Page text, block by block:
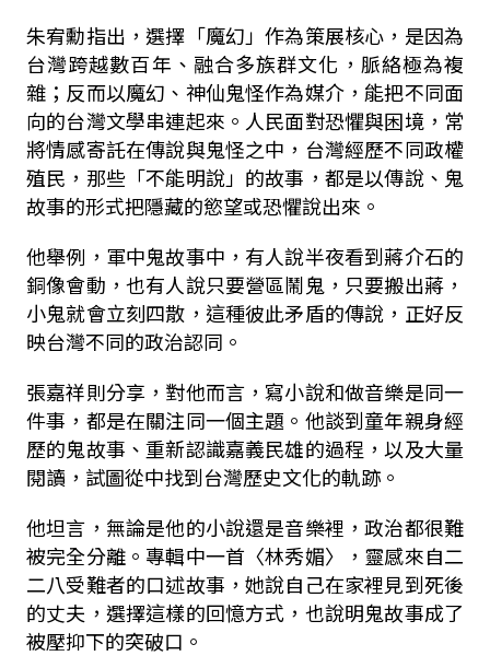
朱宥勳指出，選擇「魔幻」作為策展核心，是因為
台灣跨越數百年、融合多族群文化，脈絡極為複
雜；反而以魔幻、神仙鬼怪作為媒介，能把不同面
向的台灣文學串連起來。人民面對恐懼與困境，常
將情感寄託在傳說與鬼怪之中，台灣經歷不同政權
殖民，那些「不能明說」的故事，都是以傳說、鬼
故事的形式把隱藏的慾望或恐懼說出來。
他舉例，軍中鬼故事中，有人說半夜看到蔣介石的
銅像會動，也有人說只要營區鬧鬼，只要搬出蔣，
小鬼就會立刻四散，這種彼此矛盾的傳說，正好反
映台灣不同的政治認同。
張嘉祥則分享，對他而言，寫小說和做音樂是同一
件事，都是在關注同一個主題。他談到童年親身經
歷的鬼故事、重新認識嘉義民雄的過程，以及大量
閱讀，試圖從中找到台灣歷史文化的軌跡。
他坦言，無論是他的小說還是音樂裡，政治都很難
被完全分離。專輯中一首〈林秀媚〉，靈感來自二
二八受難者的口述故事，她說自己在家裡見到死後
的丈夫，選擇這樣的回憶方式，也說明鬼故事成了
被壓抑下的突破口。